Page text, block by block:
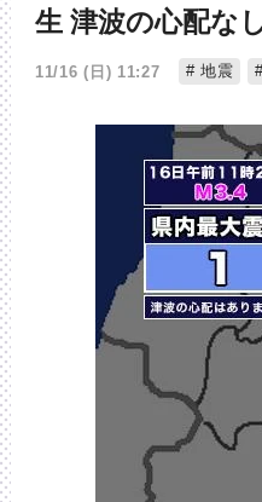
生 津波の心配な
11/16 (日) 11:27 地震